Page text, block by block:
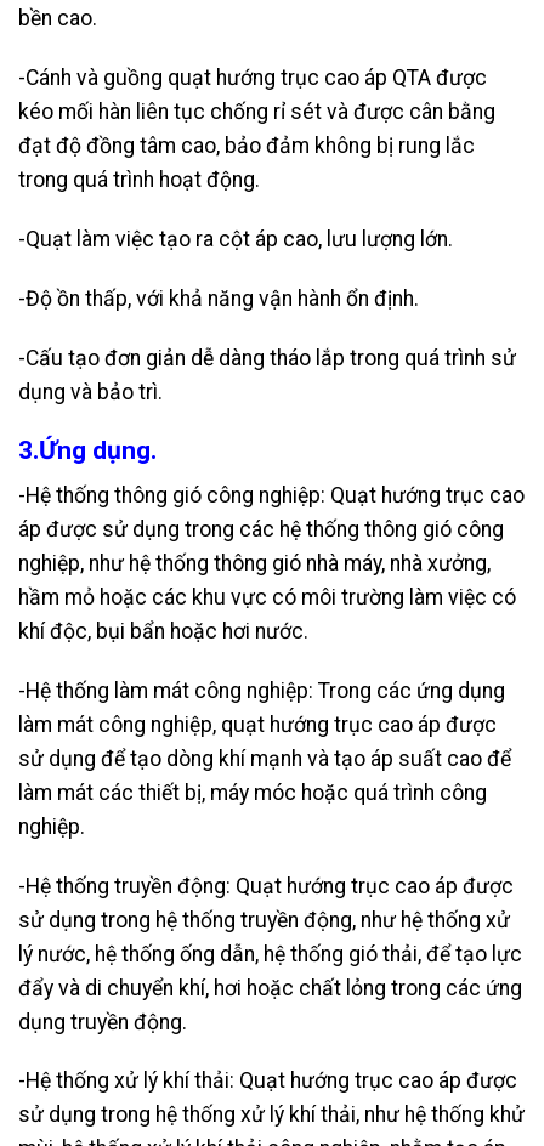
bền cao.
-Cánh và guồng quạt hướng trục cao áp QTA được
kéo mối hàn liên tục chống rỉ sét và được cân bằng
đạt độ đồng tâm cao, bảo đảm không bị rung lắc
trong quá trình hoạt động.
-Quạt làm việc tạo ra cột áp cao, lưu lượng lớn.
-Độ ồn thấp, với khả năng vận hành ổn định.
-Cấu tạo đơn giản dễ dàng tháo lắp trong quá trình sử
dụng và bảo trì.
3.Ứng dụng.
-Hệ thống thông gió công nghiệp: Quạt hướng trục cao
áp được sử dụng trong các hệ thống thông gió công
nghiệp, như hệ thống thông gió nhà máy, nhà xưởng,
hầm mỏ hoặc các khu vực có môi trường làm việc có
khí độc, bụi bẩn hoặc hơi nước.
-Hệ thống làm mát công nghiệp: Trong các ứng dụng
làm mát công nghiệp, quạt hướng trục cao áp được
sử dụng để tạo dòng khí mạnh và tạo áp suất cao để
làm mát các thiết bị, máy móc hoặc quá trình công
nghiệp.
-Hệ thống truyền động: Quạt hướng trục cao áp được
sử dụng trong hệ thống truyền động, như hệ thống xử
lý nước, hệ thống ống dẫn, hệ thống gió thải, để tạo lực
đẩy và di chuyển khí, hơi hoặc chất lỏng trong các ứng
dụng truyền động.
-Hệ thống xử lý khí thải: Quạt hướng trục cao áp được
sử dụng trong hệ thống xử lý khí thải, như hệ thống khử